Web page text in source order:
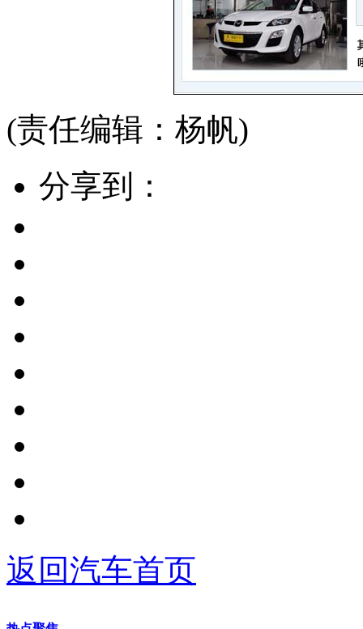
(责任编辑：杨帆)
分享到：
返回汽车首页